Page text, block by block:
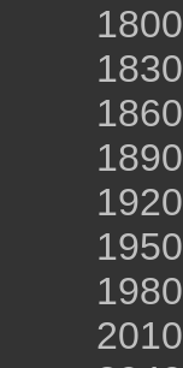
1800
1830
1860
1890
1920
1950
1980
2010